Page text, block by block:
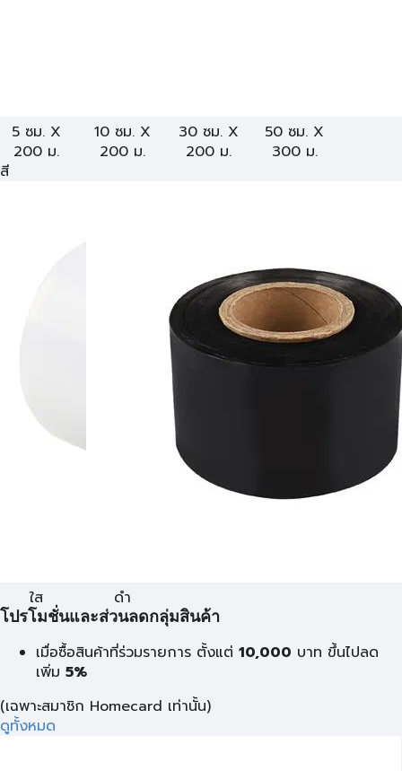
5 ซม. X
200 ม.
10 ซม. X
200 ม.
30 ซม. X
200 ม.
50 ซม. X
300 ม.
สี
ใส ดำ
โปรโมชั่นและส่วนลดกลุ่มสินค้า
เมื่อซื้อสินค้าที่ร่วมรายการ ตั้งแต่ 10,000 บาท ขึ้นไปลด
เพิ่ม 5%
(เฉพาะสมาชิก Homecard เท่านั้น)
ดูทั้งหมด